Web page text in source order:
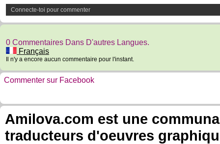
Connecte-toi pour commenter
0 Commentaires Dans D'autres Langues.
Français
Il n'y a encore aucun commentaire pour l'instant.
Commenter sur Facebook
Amilova.com est une
traducteurs d'oeuvres